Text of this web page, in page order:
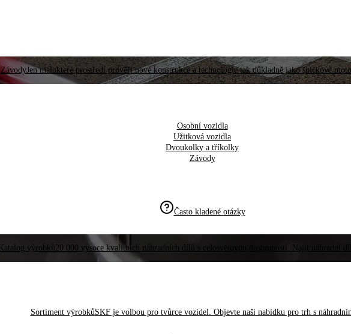
ZávodyJen málokteré prostředí prověří nové konstrukce a technologie tak důkladně jako špičkové
Osobní vozidla
Užitková vozidla
Dvoukolky a tříkolky
Závody
Často kladené otázky
Katalog výrobků20 000 vysoce kvalitních náhradních dílů s celosvětovou dostupností. Najít náhradní
Sortiment výrobkůSKF je volbou pro tvůrce vozidel. Objevte naši nabídku pro trh s